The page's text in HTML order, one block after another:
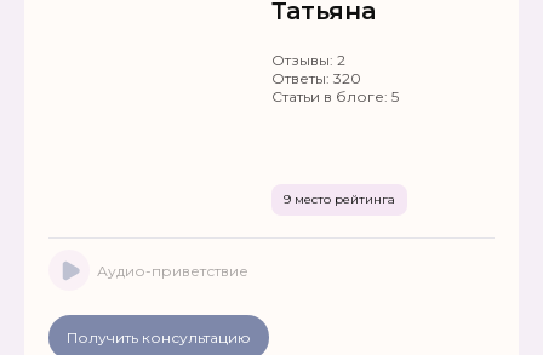
Татьяна
9 место рейтинга
Отзывы: 2
Ответы: 320
Статьи в блоге: 5
Аудио-приветствие
Получить консультацию